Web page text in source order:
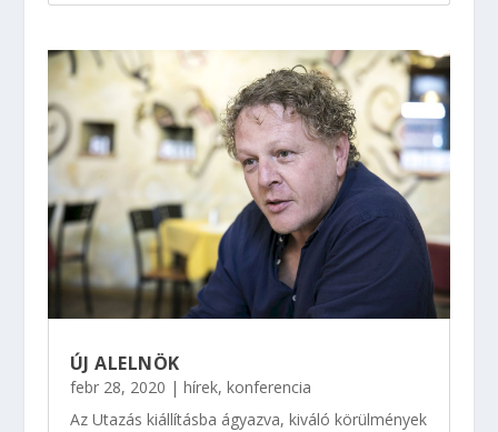
ÚJ ALELNÖK
febr 28, 2020 | hírek, konferencia
Az Utazás kiállításba ágyazva, kiváló körülmények